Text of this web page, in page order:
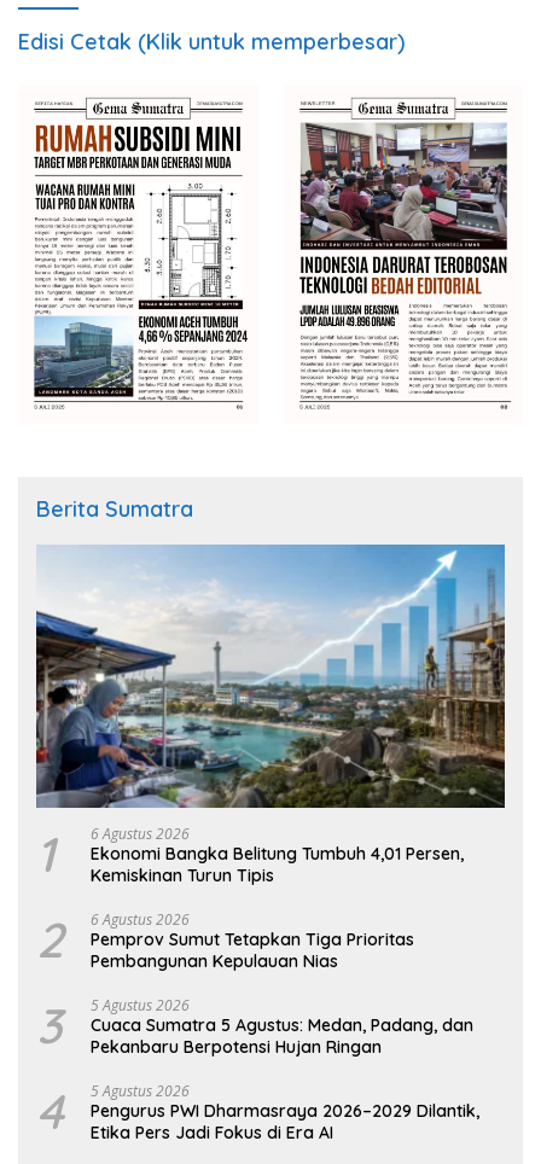
Edisi Cetak (Klik untuk memperbesar)
Berita Sumatra
1 6 Agustus 2026
Ekonomi Bangka Belitung Tumbuh 4,01 Persen,
Kemiskinan Turun Tipis
2 6 Agustus 2026
Pemprov Sumut Tetapkan Tiga Prioritas
Pembangunan Kepulauan Nias
3 5 Agustus 2026
Cuaca Sumatra 5 Agustus: Medan, Padang, dan
Pekanbaru Berpotensi Hujan Ringan
4 5 Agustus 2026
Pengurus PWI Dharmasraya 2026–2029 Dilantik,
Etika Pers Jadi Fokus di Era AI